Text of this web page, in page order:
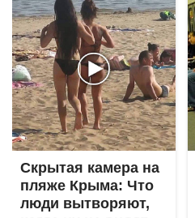
Скрытая камера на
пляже Крыма: Что
люди вытворяют,